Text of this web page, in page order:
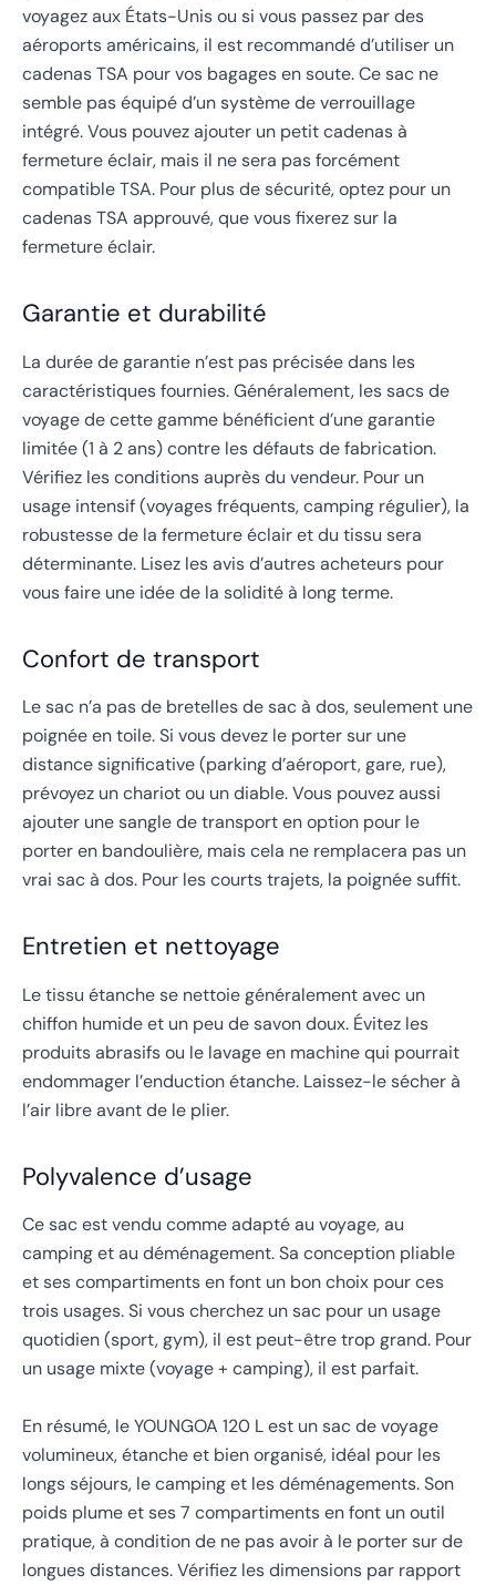
voyagez aux États-Unis ou si vous passez par des
aéroports américains, il est recommandé d’utiliser un
cadenas TSA pour vos bagages en soute. Ce sac ne
semble pas équipé d’un système de verrouillage
intégré. Vous pouvez ajouter un petit cadenas à
fermeture éclair, mais il ne sera pas forcément
compatible TSA. Pour plus de sécurité, optez pour un
cadenas TSA approuvé, que vous fixerez sur la
fermeture éclair.
Garantie et durabilité
La durée de garantie n’est pas précisée dans les
caractéristiques fournies. Généralement, les sacs de
voyage de cette gamme bénéficient d’une garantie
limitée (1 à 2 ans) contre les défauts de fabrication.
Vérifiez les conditions auprès du vendeur. Pour un
usage intensif (voyages fréquents, camping régulier), la
robustesse de la fermeture éclair et du tissu sera
déterminante. Lisez les avis d’autres acheteurs pour
vous faire une idée de la solidité à long terme.
Confort de transport
Le sac n’a pas de bretelles de sac à dos, seulement une
poignée en toile. Si vous devez le porter sur une
distance significative (parking d’aéroport, gare, rue),
prévoyez un chariot ou un diable. Vous pouvez aussi
ajouter une sangle de transport en option pour le
porter en bandoulière, mais cela ne remplacera pas un
vrai sac à dos. Pour les courts trajets, la poignée suffit.
Entretien et nettoyage
Le tissu étanche se nettoie généralement avec un
chiffon humide et un peu de savon doux. Évitez les
produits abrasifs ou le lavage en machine qui pourrait
endommager l’enduction étanche. Laissez-le sécher à
l’air libre avant de le plier.
Polyvalence d’usage
Ce sac est vendu comme adapté au voyage, au
camping et au déménagement. Sa conception pliable
et ses compartiments en font un bon choix pour ces
trois usages. Si vous cherchez un sac pour un usage
quotidien (sport, gym), il est peut-être trop grand. Pour
un usage mixte (voyage + camping), il est parfait.
En résumé, le YOUNGOA 120 L est un sac de voyage
volumineux, étanche et bien organisé, idéal pour les
longs séjours, le camping et les déménagements. Son
poids plume et ses 7 compartiments en font un outil
pratique, à condition de ne pas avoir à le porter sur de
longues distances. Vérifiez les dimensions par rapport